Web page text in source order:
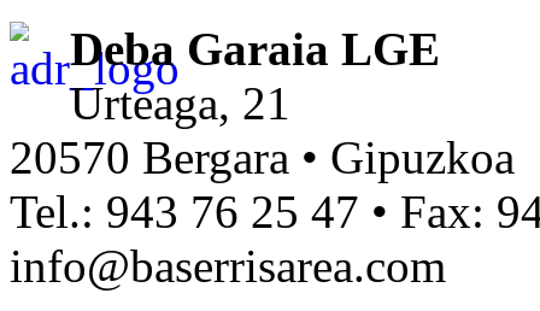
Deba Garaia LGE
Urteaga, 21
20570 Bergara • Gipuzkoa
Tel.: 943 76 25 47 • Fax:
info@baserrisarea.com